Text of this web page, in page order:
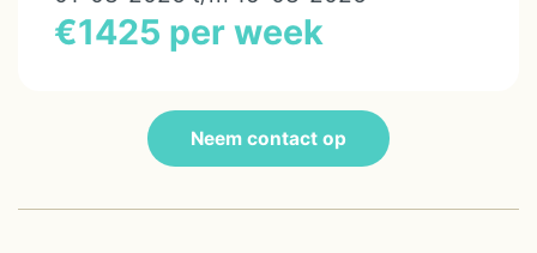
€1425 per week
Neem contact op